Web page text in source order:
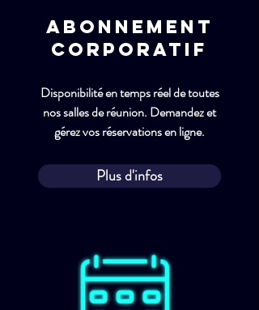
Abonnement
Corporatif
Disponibilité en temps réel de toutes
nos salles de réunion. Demandez et
gérez vos réservations en ligne.
Plus d'infos